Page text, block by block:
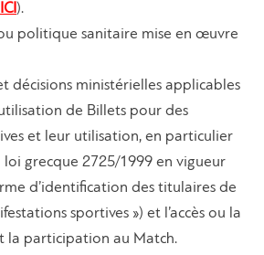
ICI ).
politique sanitaire mise en œuvre
décisions ministérielles applicables
de Billets pour des
et leur utilisation, en particulier
loi grecque 2725/1999 en vigueur
d’identification des titulaires de
sportives ») et l’accès ou la
la participation au Match.